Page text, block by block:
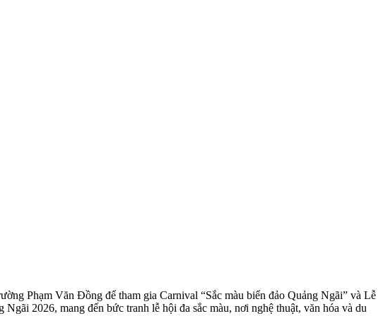
Phạm Văn Đồng để tham gia Carnival “Sắc màu biển đảo Quảng Ngãi” và Lễ
2026, mang đến bức tranh lễ hội đa sắc màu, nơi nghệ thuật, văn hóa và du